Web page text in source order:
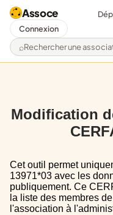
Assoce
Rechercher une
Connexion
Modification
Cet outil permet uniquement de pré-remplir le CERFA
13971*03 avec les
publiquement. Ce
la liste des membres
l'association à